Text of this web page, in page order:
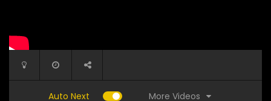
Auto Next More Videos